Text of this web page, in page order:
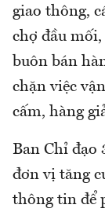
giao thông,
chợ đầu
buôn bán
chặn việc
cấm, hàng
Ban Chỉ đạo
đơn vị tăng
thông tin để